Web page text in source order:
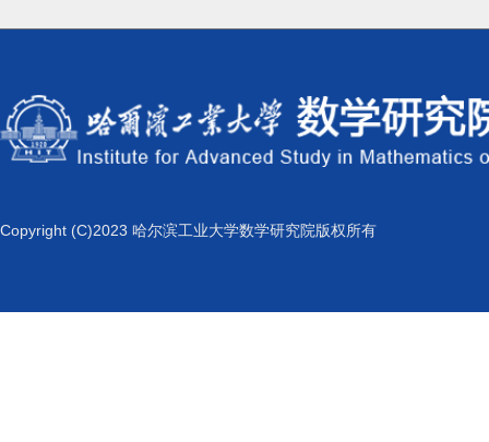
Copyright (C)2023 哈尔滨工业大学数学研究院版权所有